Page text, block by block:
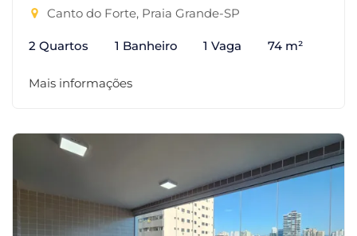
Canto do Forte, Praia Grande-SP
2 Quartos 1 Banheiro 1 Vaga 74 m²
Mais informações